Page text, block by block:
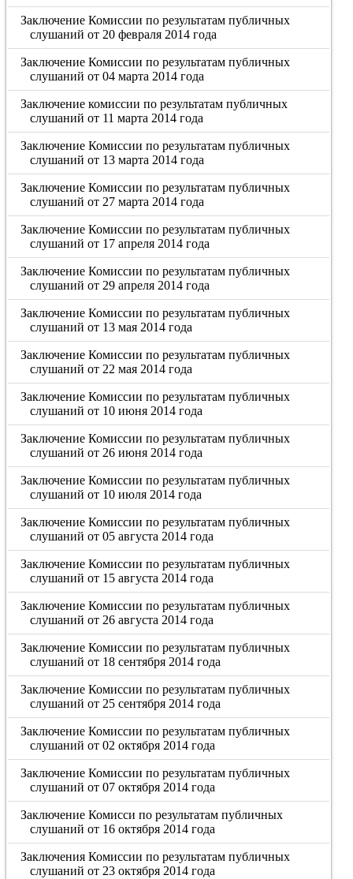
Заключение Комиссии по результатам публичных
слушаний от 20 февраля 2014 года
Заключение Комиссии по результатам публичных
слушаний от 04 марта 2014 года
Заключение комиссии по результатам публичных
слушаний от 11 марта 2014 года
Заключение Комиссии по результатам публичных
слушаний от 13 марта 2014 года
Заключение Комиссии по результатам публичных
слушаний от 27 марта 2014 года
Заключение Комиссии по результатам публичных
слушаний от 17 апреля 2014 года
Заключение Комиссии по результатам публичных
слушаний от 29 апреля 2014 года
Заключение Комиссии по результатам публичных
слушаний от 13 мая 2014 года
Заключение Комиссии по результатам публичных
слушаний от 22 мая 2014 года
Заключение Комиссии по результатам публичных
слушаний от 10 июня 2014 года
Заключение Комиссии по результатам публичных
слушаний от 26 июня 2014 года
Заключение Комиссии по результатам публичных
слушаний от 10 июля 2014 года
Заключение Комиссии по результатам публичных
слушаний от 05 августа 2014 года
Заключение Комиссии по результатам публичных
слушаний от 15 августа 2014 года
Заключение Комиссии по результатам публичных
слушаний от 26 августа 2014 года
Заключение Комиссии по результатам публичных
слушаний от 18 сентября 2014 года
Заключение Комиссии по результатам публичных
слушаний от 25 сентября 2014 года
Заключение Комиссии по результатам публичных
слушаний от 02 октября 2014 года
Заключение Комиссии по результатам публичных
слушаний от 07 октября 2014 года
Заключение Комисси по результатам публичных
слушаний от 16 октября 2014 года
Заключения Комиссии по результатам публичных
слушаний от 23 октября 2014 года